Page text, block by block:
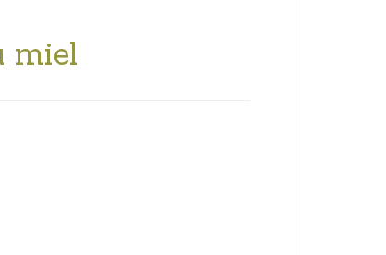
miel